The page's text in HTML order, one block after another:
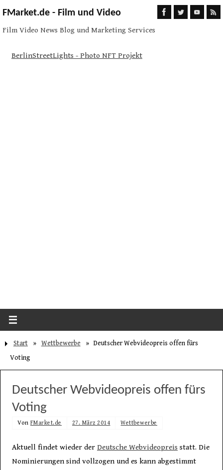
FMarket.de - Film und Video
Film Video News Blog und Marketing Services
BerlinStreetLights - Photo NFT Projekt
Start » Wettbewerbe » Deutscher Webvideopreis offen fürs
Voting
Deutscher Webvideopreis offen fürs
Voting
Von FMarket.de 27. März 2014 Wettbewerbe
Aktuell findet wieder der Deutsche Webvideopreis statt. Die
Nominierungen sind vollzogen und es kann abgestimmt